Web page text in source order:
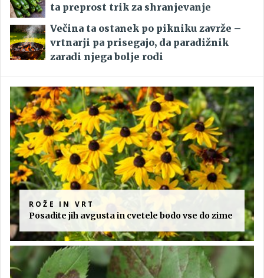
ta preprost trik za shranjevanje
Večina ta ostanek po pikniku zavrže –
vrtnarji pa prisegajo, da paradižnik
zaradi njega bolje rodi
ROŽE IN VRT
Posadite jih avgusta in cvetele bodo vse do zime